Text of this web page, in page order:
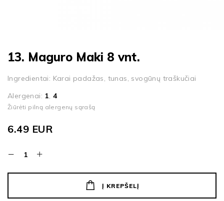
13. Maguro Maki 8 vnt.
Ingredientai: Karai padažas, tunas, svogūnų traškučiai
Alergenai: 1, 4
Žiūrėti pilną alergenų sąrašą
6.49 EUR
Į KREPŠELĮ